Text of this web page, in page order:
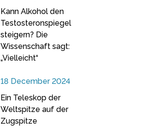
Kann Alkohol den
Testosteronspiegel
steigern? Die
Wissenschaft sagt:
„Vielleicht“
18 December 2024
Ein Teleskop der
Weltspitze auf der
Zugspitze